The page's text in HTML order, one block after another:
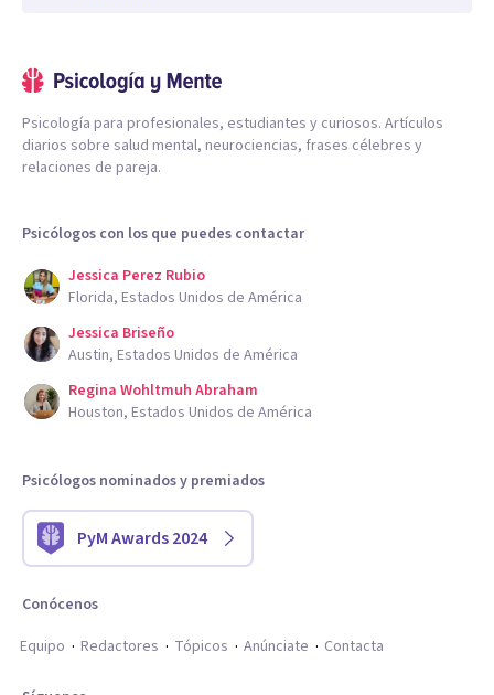
Psicología para profesionales, estudiantes y curiosos. Artículos
diarios sobre salud mental, neurociencias, frases célebres y
relaciones de pareja.
Psicólogos con los que puedes contactar
Jessica Perez Rubio
Florida, Estados Unidos de América
Jessica Briseño
Austin, Estados Unidos de América
Regina Wohltmuh Abraham
Houston, Estados Unidos de América
Psicólogos nominados y premiados
PyM Awards 2024
Conócenos
Equipo
Redactores Tópicos Anúnciate Contacta